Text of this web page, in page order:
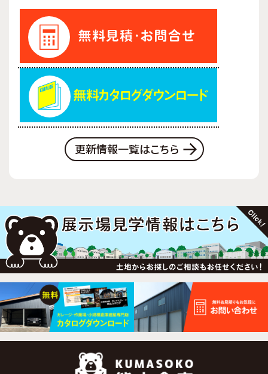
更新情報一覧はこちら